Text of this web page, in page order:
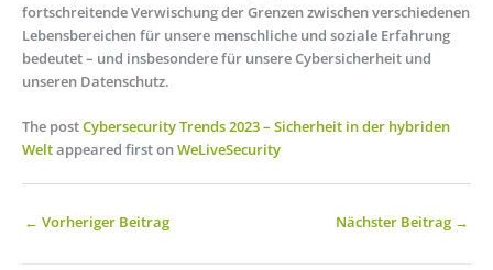
fortschreitende Verwischung der Grenzen zwischen verschiedenen
Lebensbereichen für unsere menschliche und soziale Erfahrung
bedeutet – und insbesondere für unsere Cybersicherheit und
unseren Datenschutz.
The postCybersecurity Trends 2023 – Sicherheit in der hybriden
Weltappeared first onWeLiveSecurity
← Vorheriger Beitrag Nächster Beitrag →